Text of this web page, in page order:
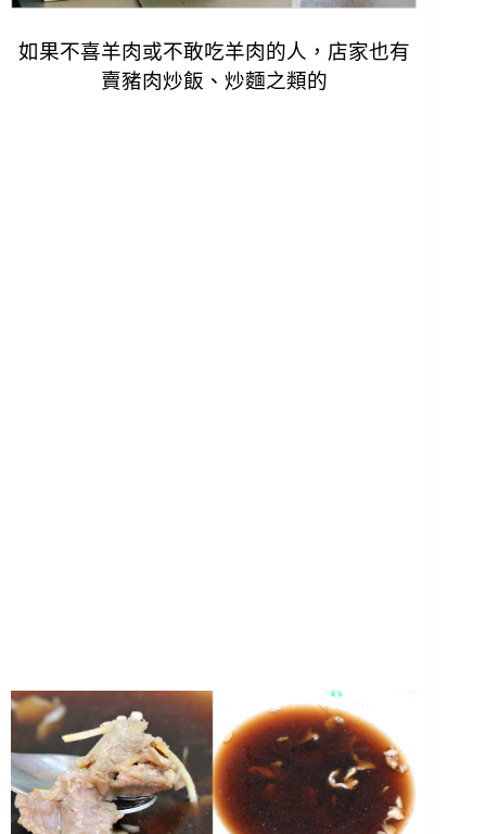
如果不喜羊肉或不敢吃羊肉的人，店家也有
賣豬肉炒飯、炒麵之類的